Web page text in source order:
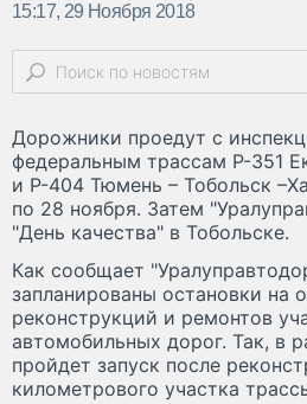
15:17, 29 Ноября 2018
Дорожники проедут с
федеральным трассам Р-351
и Р-404 Тюмень – Тобольск
по 28 ноября. Затем
"День качества" в Тобольске.
Как сообщает
запланированы остановки на
реконструкций и ремонтов
автомобильных дорог. Так, в
пройдет запуск после
километрового участка